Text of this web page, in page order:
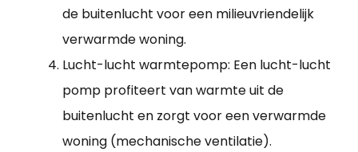
de buitenlucht voor een milieuvriendelijk
verwarmde woning.
Lucht-lucht warmtepomp: Een lucht-lucht
pomp profiteert van warmte uit de
buitenlucht en zorgt voor een verwarmde
woning (mechanische ventilatie).